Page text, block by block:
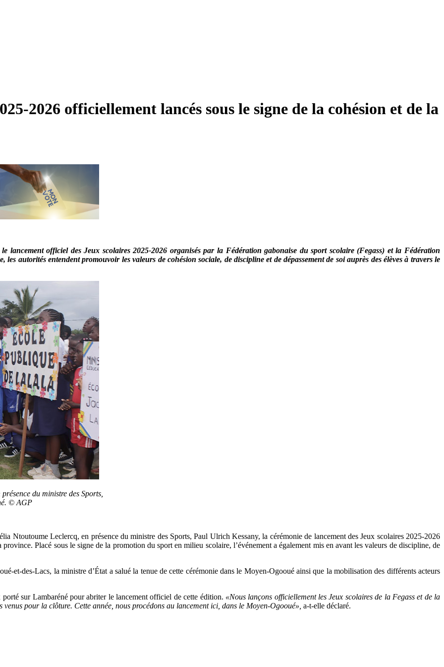
2026 officiellement lancés sous le signe de la cohésion et de la
lancement officiel des Jeux scolaires 2025-2026 organisés par la Fédération gabonaise du sport scolaire (Fegass) et la Fédération
autorités entendent promouvoir les valeurs de cohésion sociale, de discipline et de dépassement de soi auprès des élèves à travers le
du ministre des Sports,
© AGP
Ntoutoume Leclercq, en présence du ministre des Sports, Paul Ulrich Kessany, la cérémonie de lancement des Jeux scolaires 2025-2026
Placé sous le signe de la promotion du sport en milieu scolaire, l’événement a également mis en avant les valeurs de discipline, de
et-des-Lacs, la ministre d’État a salué la tenue de cette cérémonie dans le Moyen-Ogooué ainsi que la mobilisation des différents acteurs
sur Lambaréné pour abriter le lancement officiel de cette édition. «Nous lançons officiellement les Jeux scolaires de la Fegass et de la
pour la clôture. Cette année, nous procédons au lancement ici, dans le Moyen-Ogooué», a-t-elle déclaré.